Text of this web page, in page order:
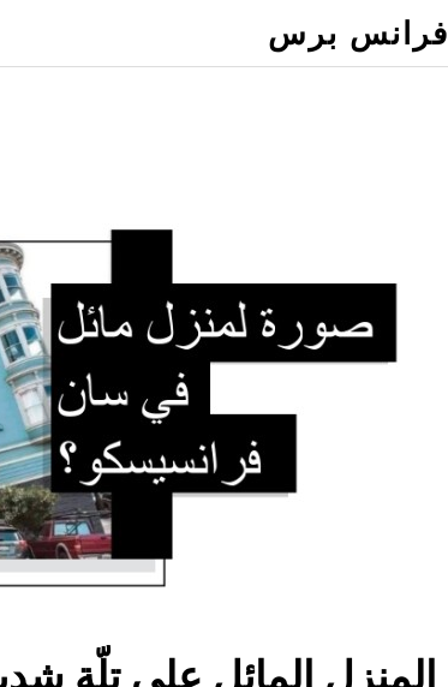
برس
المائل على تلّة